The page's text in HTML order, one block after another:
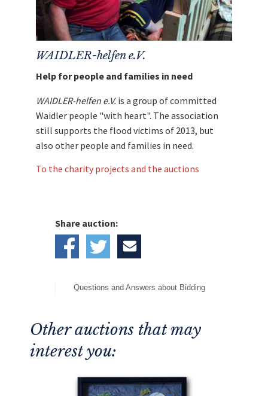
Ausland trägt der Auktionsgewinner.
Mit dem Erlös dieser Auktion unterstützen
WAIDLER-helfen e.V.
Help for people and families in need
WAIDLER-helfen e.V. is a group of committed
Waidler people "with heart". The association
still supports the flood victims of 2013, but
also other people and families in need.
To the charity projects and the auctions
Share auction:
Questions and Answers about Bidding
Other auctions that may
interest you: